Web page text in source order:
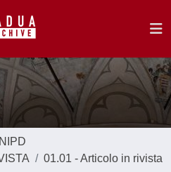
01.01 - Articolo in rivista